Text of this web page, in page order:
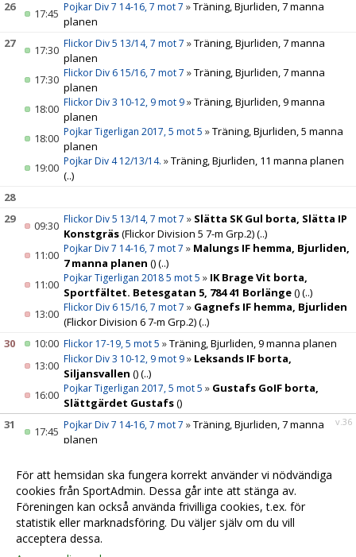
26
17:45 Pojkar Div 7 14-16, 7 mot 7 »Träning, Bjurliden, 7 manna
planen
27
17:30 Flickor Div 5 13/14, 7 mot 7 »Träning, Bjurliden, 7 manna
planen
17:30 Flickor Div 6 15/16, 7 mot 7 »Träning, Bjurliden, 7 manna
planen
18:00 Flickor Div 3 10-12, 9 mot 9»Träning, Bjurliden, 9 manna
planen
18:00 Pojkar Tigerligan 2017, 5 mot 5 »Träning, Bjurliden, 5 manna
planen
19:00 Pojkar Div 4 12/13/14. »Träning, Bjurliden, 11 manna planen
(..)
28
29
09:30 Flickor Div 5 13/14, 7 mot 7 » Slätta SK Gul borta, Slätta IP
Konstgräs(Flickor Division 5 7-m Grp.2)(..)
11:00 Pojkar Div 7 14-16, 7 mot 7 » Malungs IF hemma, Bjurliden,
7 manna planen ()(..)
11:00 Pojkar Tigerligan 2018 5 mot 5 » IK Brage Vit borta,
Sportfältet. Betesgatan 5, 784 41 Borlänge()(..)
13:00 Flickor Div 6 15/16, 7 mot 7 » Gagnefs IF hemma, Bjurliden
(Flickor Division 6 7-m Grp.2)(..)
30
10:00 Flickor 17-19, 5 mot 5 »Träning, Bjurliden, 9 manna planen
13:00 Flickor Div 3 10-12, 9 mot 9» Leksands IF borta,
Siljansvallen ()(..)
16:00 Pojkar Tigerligan 2017, 5 mot 5 » Gustafs GoIF borta,
Slättgärdet Gustafs()
v.36
31 17:45 Pojkar Div 7 14-16, 7 mot 7 »Träning, Bjurliden, 7 manna
planen
planen
18:00Pojkar Tigerligan 2018 5 mot 5» Träning, Bjurliden, 9 manna
planen
För att hemsidan ska fungera korrekt använder vi nödvändiga
cookies från SportAdmin. Dessa går inte att stänga av.
Föreningen kan också använda frivilliga cookies, t.ex. för
statistik eller marknadsföring. Du väljer själv om du vill
acceptera dessa.